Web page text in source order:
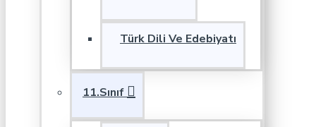
Türk Dili Ve Edebiyatı
11.Sınıf